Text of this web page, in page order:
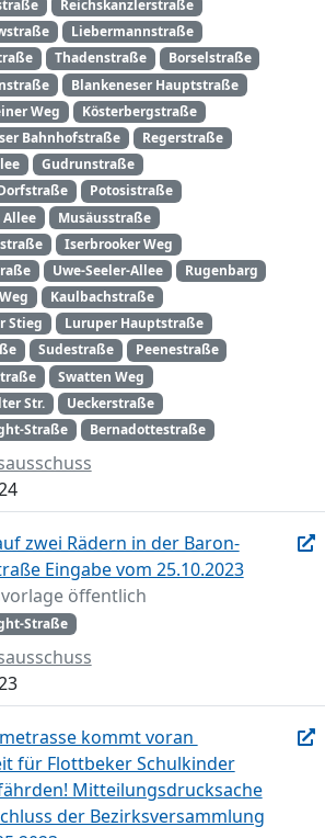
Reichskanzlerstraße
Liebermannstraße
Thadenstraße
Borselstraße
Blankeneser Hauptstraße
Weg
Kösterbergstraße
Bahnhofstraße
Regerstraße
Gudrunstraße
Potosistraße
Musäusstraße
Iserbrooker Weg
Uwe-Seeler-Allee
Rugenbarg
Kaulbachstraße
Stieg
Luruper Hauptstraße
Sudestraße
Peenestraße
Swatten Weg
Str.
Ueckerstraße
Straße
Bernadottestraße
zwei Rädern in der Baron-
Eingabe vom 25.10.2023
öffentlich
Straße
kommt voran 
für Flottbeker Schulkinder
Mitteilungsdrucksache
der Bezirksversammlung